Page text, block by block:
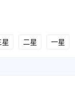
星 二星 一星